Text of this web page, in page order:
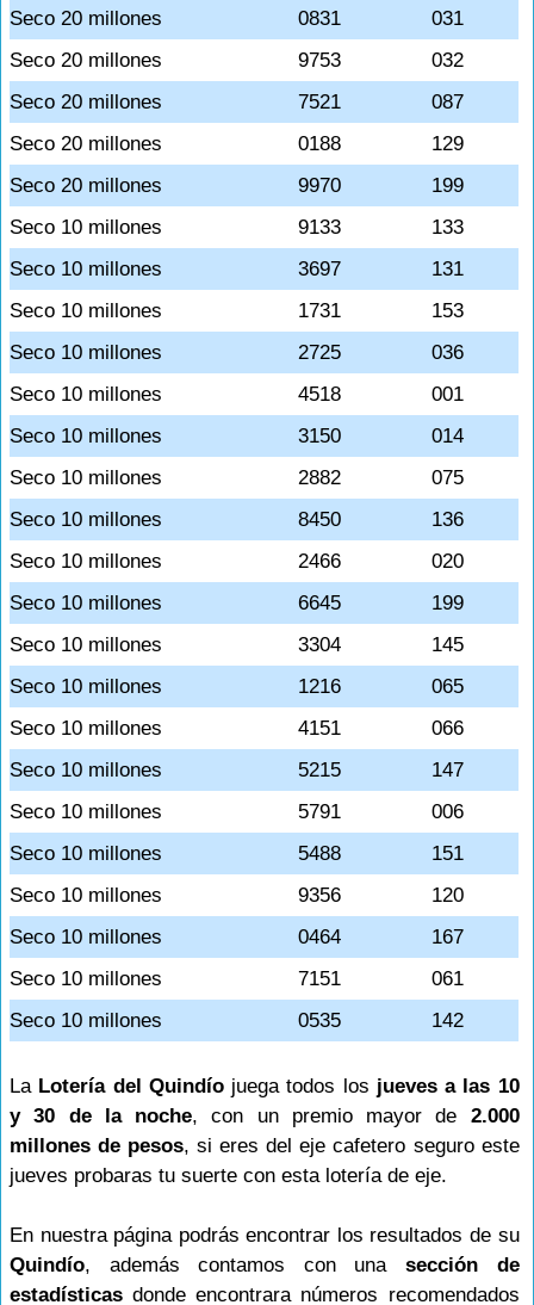
Seco 20 millones
0831
031
Seco 20 millones
9753
032
Seco 20 millones
7521
087
Seco 20 millones
0188
129
Seco 20 millones
9970
199
Seco 10 millones
9133
133
Seco 10 millones
3697
131
Seco 10 millones
1731
153
Seco 10 millones
2725
036
Seco 10 millones
4518
001
Seco 10 millones
3150
014
Seco 10 millones
2882
075
Seco 10 millones
8450
136
Seco 10 millones
2466
020
Seco 10 millones
6645
199
Seco 10 millones
3304
145
Seco 10 millones
1216
065
Seco 10 millones
4151
066
Seco 10 millones
5215
147
Seco 10 millones
5791
006
Seco 10 millones
5488
151
Seco 10 millones
9356
120
Seco 10 millones
0464
167
Seco 10 millones
7151
061
Seco 10 millones
0535 142
La Lotería del Quindíojuega todos los jueves a las 10
y 30 de la noche, con un premio mayor de 2.000
millones de pesos, si eres del eje cafetero seguro este
jueves probaras tu suerte con esta lotería de eje.
En nuestra página podrás encontrar los resultados de su
Quindío, además contamos con una sección de
estadísticas donde encontrara números recomendados